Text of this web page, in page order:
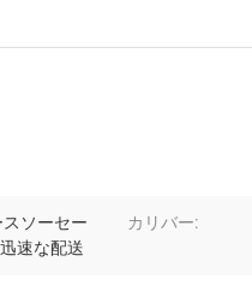
ソーセー
速な配送
カリバー: